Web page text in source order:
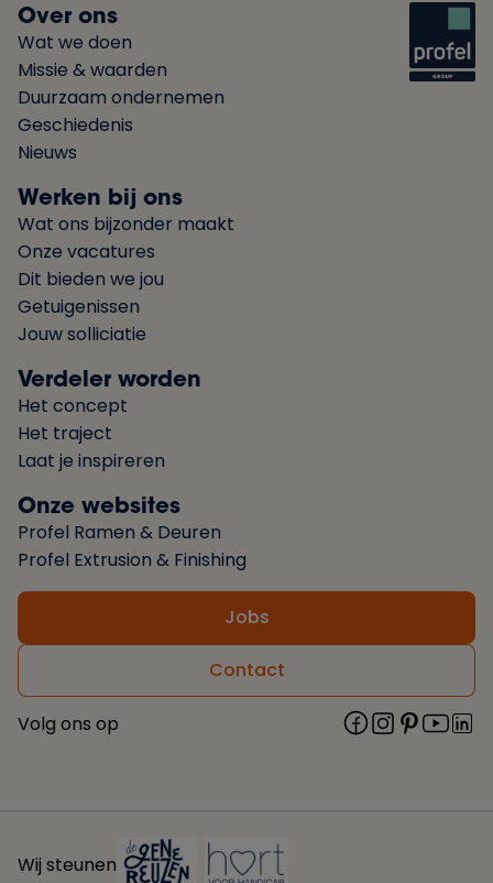
Over ons
Wat we doen
Missie & waarden
Duurzaam ondernemen
Geschiedenis
Nieuws
Werken bij ons
Wat ons bijzonder maakt
Onze vacatures
Dit bieden we jou
Getuigenissen
Jouw solliciatie
Verdeler worden
Het concept
Het traject
Laat je inspireren
Onze websites
Profel Ramen & Deuren
Profel Extrusion & Finishing
Jobs
Contact
Volg ons op
Wij steunen